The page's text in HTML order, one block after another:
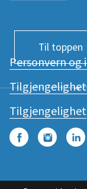
Personvern
Tilgjengelighet
Facebook
Til toppen